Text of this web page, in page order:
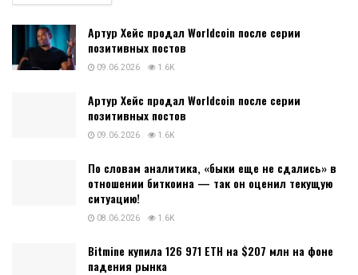
Артур Хейс продал Worldcoin после серии
позитивных постов
09.06.2026 1.6K
Артур Хейс продал Worldcoin после серии
позитивных постов
09.06.2026 1.6K
По словам аналитика, «быки еще не сдались» в
отношении биткоина — так он оценил текущую
ситуацию!
08.06.2026 1.6K
Bitmine купила 126 971 ETH на $207 млн на фоне
падения рынка